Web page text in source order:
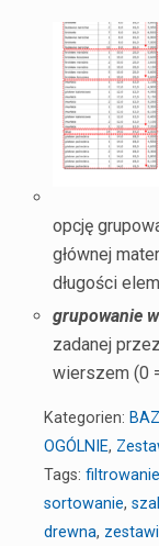
opcję
głównej
długości
grupowanie
zadanej
wierszem (0
Kategorien:
OGÓLNIE,
Tags: filtrowanie
sortowanie,
drewna,